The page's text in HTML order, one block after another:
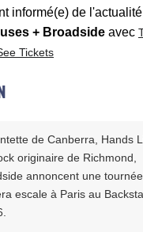
informé(e) de
+ Broadside avec
Tickets
de Canberra, Hands
originaire de Richmond,
annoncent une
escale à Paris au